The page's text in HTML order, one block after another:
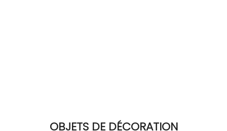
OBJETS DE DÉCORATION